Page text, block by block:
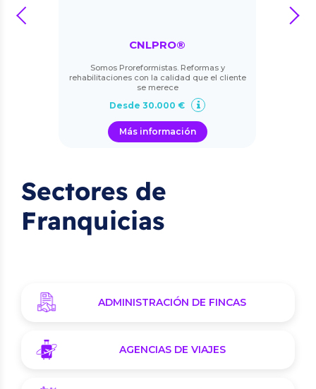
CNLPRO®
Somos Proreformistas. Reformas y
rehabilitaciones con la calidad que el cliente
se merece
Desde 30.000 €
Más información
prev next
Sectores de
Franquicias
ADMINISTRACIÓN DE FINCAS
AGENCIAS DE VIAJES